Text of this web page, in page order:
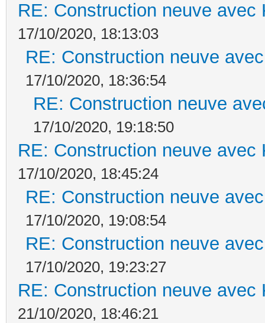
RE: Construction neuve avec
17/10/2020, 18:13:03
RE: Construction neuve
17/10/2020, 18:36:54
RE: Construction neuve
17/10/2020, 19:18:50
RE: Construction neuve avec
17/10/2020, 18:45:24
RE: Construction neuve
17/10/2020, 19:08:54
RE: Construction neuve
17/10/2020, 19:23:27
RE: Construction neuve avec
21/10/2020, 18:46:21